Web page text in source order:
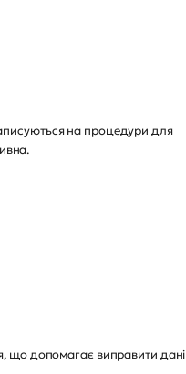
на процедури для
що допомагає виправити дані